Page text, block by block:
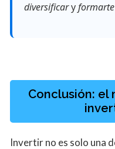
diversificary
Conclusión: el
Invertir no es solo una